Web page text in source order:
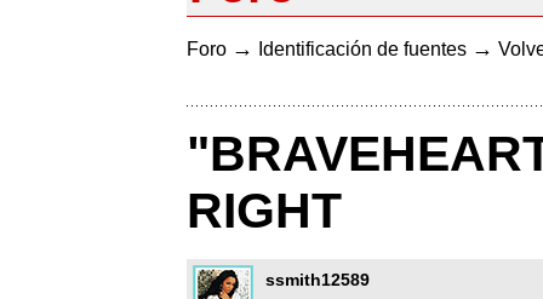
Foro → Identificación de fuentes →
RIGHT
ssmith12589